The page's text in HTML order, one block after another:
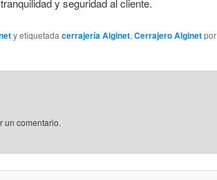
y seguridad al cliente.
y etiquetada cerrajería Alginet, Cerrajero Alginetpor
un comentario.